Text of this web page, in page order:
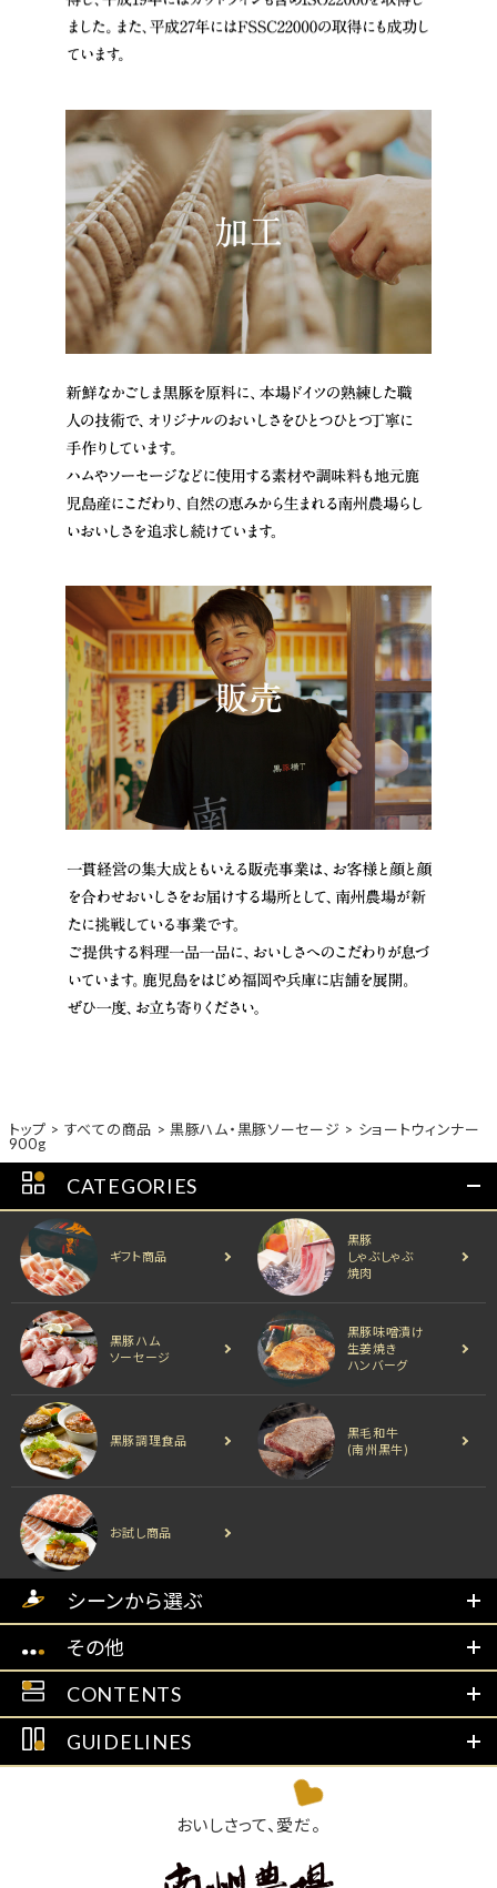
トップ すべての商品 黒豚ハム・黒豚ソーセージ
ショートウィンナー
900g
CATEGORIES
ギフト商品
黒豚
しゃぶしゃぶ
焼肉
黒豚ハム
ソーセージ
黒豚味噌漬け
生姜焼き
ハンバーグ
黒豚調理食品
黒毛和牛
(南州黒牛)
お試し商品
シーンから選ぶ
その他
CONTENTS
GUIDELINES
おいしさって、愛だ。